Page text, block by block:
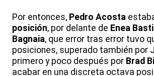
Por entonces, Pedro Acosta
posición, por delante de Enea
Bagnaia, que error tras error tuvo
posiciones, superado también por
primero y poco después por Brad
acabar en una discreta octava